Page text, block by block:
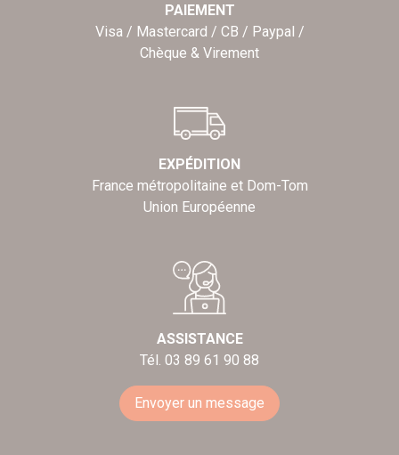
PAIEMENT
Visa / Mastercard / CB / Paypal /
Chèque & Virement
EXPÉDITION
France métropolitaine et Dom-Tom
Union Européenne
ASSISTANCE
Tél. 03 89 61 90 88
Envoyer un message